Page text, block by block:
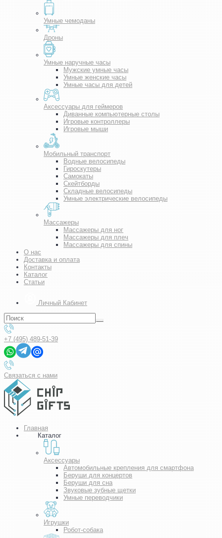
Умные чемоданы
Дроны
Умные наручные часы
Мужские умные часы
Умные женские часы
Умные часы для детей
Аксессуары для геймеров
Диванные компьютерные столы
Игровые контроллеры
Игровые мыши
Мобильный транспорт
Водные велосипеды
Гироскутеры
Самокаты
Скейтборды
Складные велосипеды
Умные электрические велосипеды
Массажеры
Массажеры для ног
Массажеры для плеч
Массажеры для спины
О нас
Доставка и оплата
Контакты
Каталог
Статьи
Личный Кабинет
+7 (495) 489-51-39
Связаться с нами
Главная
Каталог
Аксессуары
Автомобильные крепления для смартфона
Беруши для концертов
Беруши для сна
Звуковые зубные щетки
Умные переводчики
Игрушки
Робот-собака